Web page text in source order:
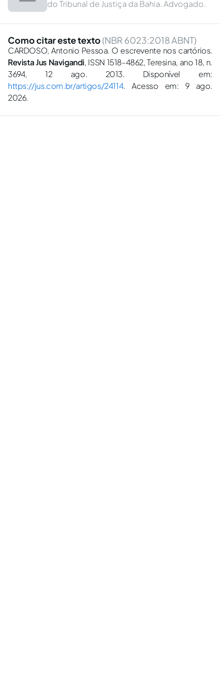
do Tribunal de Justiça da Bahia. Advogado.
Como citar este texto (NBR 6023:2018 ABNT)
CARDOSO, Antonio Pessoa. O escrevente nos cartórios.
Revista Jus Navigandi, ISSN 1518-4862, Teresina, ano 18, n.
3694, 12 ago. 2013. Disponível em:
https://jus.com.br/artigos/24114. Acesso em: 9 ago.
2026.